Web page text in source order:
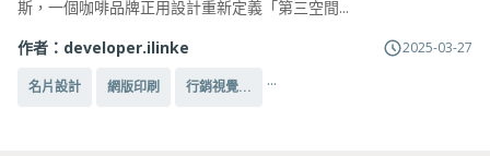
斯，一個咖啡品牌正用設計重新定義「第三空間...
作者： developer.ilinke 2025-03-27
名片設計 網版印刷 行銷視覺... ...